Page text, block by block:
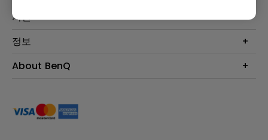
조명
e스포츠
비즈니스 디스플레이
지원
문의
서비스센터
정보
프로젝터 거리계산기
About BenQ
사회적 책임
뉴스